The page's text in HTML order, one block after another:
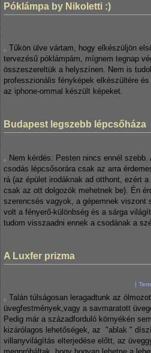
Póklámpa by Nikoletti :)
Tűkön ülve vártam, hogy elkészüljön
tervezésű póklámpám, mígnem tegnap
összeszereltük a helyszínen. Nem is
professzionális fényképek elkészültére
az iphone-ommal készült képeket.
Budapest legszebb lépcsőháza
Nem kérdés: Pesten nincs ennél szebb.
csodás lépcsősorára csak az arra
rá (az épület irodáknak ad otthont, ezért
csak az ott dolgozók mehetnek be). Én
szerencsés vagyok, a gépemnek viszont
volt a fényerő-különbség és a sárga
tudom visszaadni ennek a csodának a
A Luxfer prizma
Talán túlságosan leragadtunk az
üvegfestmények,vagy a savmaratott
Pedig már a századforduló környékén
kizárólagos lehetőségek, az "ablak "
villanyvilágítás elterjedése előtt, az